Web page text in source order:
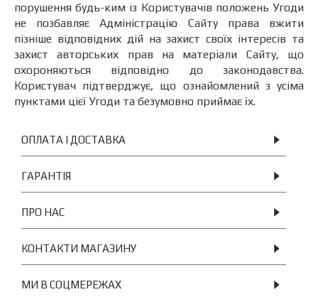
порушення будь-ким із Користувачів положень Угоди
не позбавляє Адміністрацію Сайту права вжити
пізніше відповідних дій на захист своїх інтересів та
захист авторських прав на матеріали Сайту, що
охороняються відповідно до законодавства.
Користувач підтверджує, що ознайомлений з усіма
пунктами цієї Угоди та безумовно приймає їх.
ОПЛАТА І ДОСТАВКА
ГАРАНТІЯ
ПРО НАС
КОНТАКТИ МАГАЗИНУ
МИ В СОЦМЕРЕЖАХ